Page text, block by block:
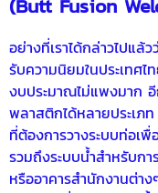
(Butt Fusion
อย่างที่เราได้กล่าวไปแล้
รับความนิยมในประเทศไ
งบประมาณไม่แพงมาก
พลาสติกได้หลายประเภ
ที่ต้องการวางระบบท่อเ
รวมถึงระบบน้ำสำหรับก
หรืออาคารสำนักงานต่า